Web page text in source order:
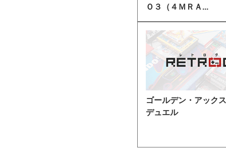
Ｏ３（４ＭＲＡ...
ゴールデン・アック
デュエル